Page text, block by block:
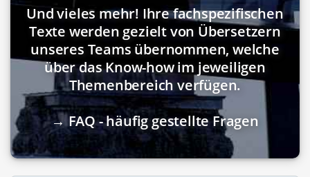
Und vieles mehr! Ihre fachspezifischen
Texte werden gezielt von Übersetzern
unseres Teams übernommen, welche
über das Know-how im jeweiligen
Themenbereich verfügen.
→ FAQ - häufig gestellte Fragen